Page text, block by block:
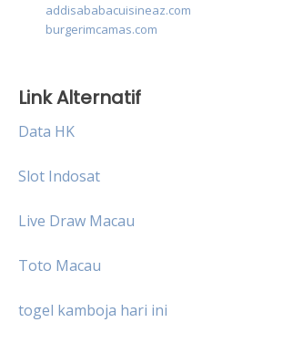
addisababacuisineaz.com
burgerimcamas.com
Link Alternatif
Data HK
Slot Indosat
Live Draw Macau
Toto Macau
togel kamboja hari ini